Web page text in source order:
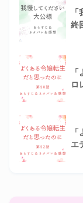
終
ロ
エ